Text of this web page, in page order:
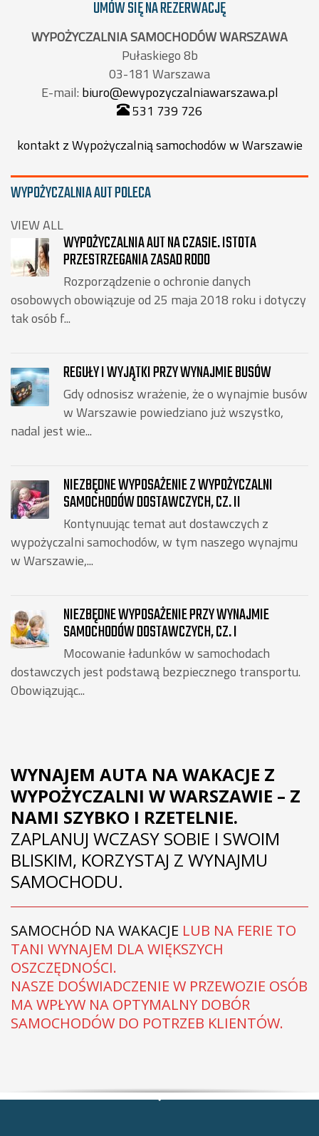
UMÓW SIĘ NA REZERWACJĘ
WYPOŻYCZALNIA SAMOCHODÓW WARSZAWA
Pułaskiego 8b
03-181 Warszawa
E-mail: biuro@ewypozyczalniawarszawa.pl
531 739 726
kontakt z Wypożyczalnią samochodów w Warszawie
WYPOŻYCZALNIA AUT POLECA
VIEW ALL
WYPOŻYCZALNIA AUT NA CZASIE. ISTOTA
PRZESTRZEGANIA ZASAD RODO
Rozporządzenie o ochronie danych
osobowych obowiązuje od 25 maja 2018 roku i dotyczy
tak osób f...
REGUŁY I WYJĄTKI PRZY WYNAJMIE BUSÓW
Gdy odnosisz wrażenie, że o wynajmie busów
w Warszawie powiedziano już wszystko,
nadal jest wie...
NIEZBĘDNE WYPOSAŻENIE Z WYPOŻYCZALNI
SAMOCHODÓW DOSTAWCZYCH, CZ. II
Kontynuując temat aut dostawczych z
wypożyczalni samochodów, w tym naszego wynajmu
w Warszawie,...
NIEZBĘDNE WYPOSAŻENIE PRZY WYNAJMIE
SAMOCHODÓW DOSTAWCZYCH, CZ. I
Mocowanie ładunków w samochodach
dostawczych jest podstawą bezpiecznego transportu.
Obowiązując...
WYNAJEM AUTA NA WAKACJE Z
WYPOŻYCZALNI W WARSZAWIE – Z
NAMI SZYBKO I RZETELNIE.
ZAPLANUJ WCZASY SOBIE I SWOIM
BLISKIM, KORZYSTAJ Z WYNAJMU
SAMOCHODU.
SAMOCHÓD NA WAKACJE LUB NA FERIE TO
TANI WYNAJEM DLA WIĘKSZYCH
OSZCZĘDNOŚCI.
NASZE DOŚWIADCZENIE W PRZEWOZIE OSÓB
MA WPŁYW NA OPTYMALNY DOBÓR
SAMOCHODÓW DO POTRZEB KLIENTÓW.